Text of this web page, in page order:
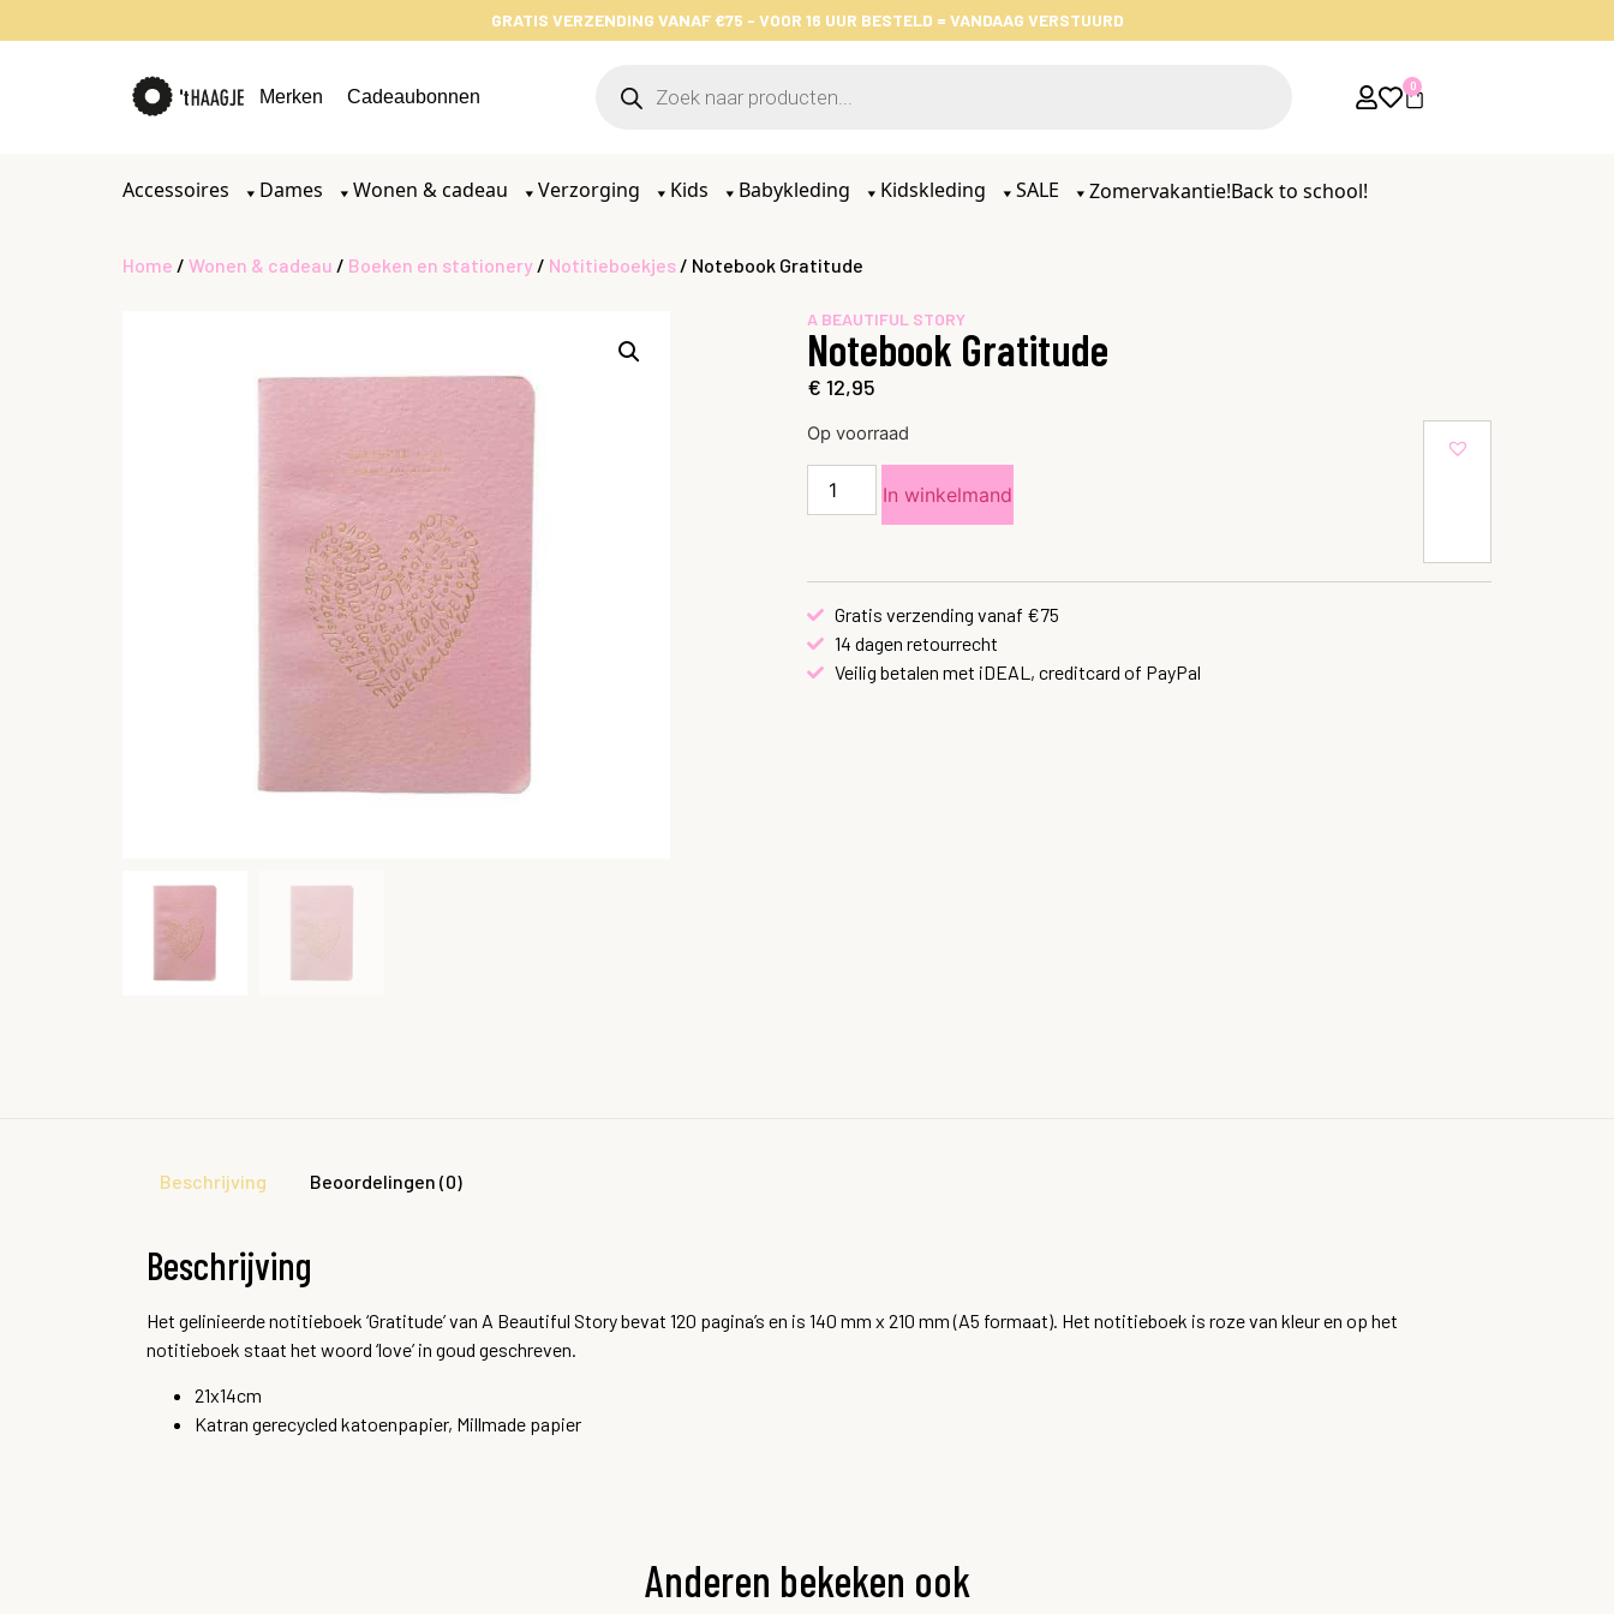
GRATIS VERZENDING VANAF €75 - VOOR 16 UUR BESTELD = VANDAAG VERSTUURD
Merken Cadeaubonnen
0
Accessoires Dames Wonen & cadeau Verzorging Kids Babykleding Kidskleding SALE Zomervakantie!Back to school!
Home / Wonen & cadeau / Boeken en stationery / Notitieboekjes / Notebook Gratitude
A BEAUTIFUL STORY
Notebook Gratitude
€ 12,95
Op voorraad
In winkelmand
Gratis verzending vanaf €75
14 dagen retourrecht
Veilig betalen met iDEAL, creditcard of PayPal
Beschrijving Beoordelingen (0)
Beschrijving
Het gelinieerde notitieboek ‘Gratitude’ van A Beautiful Story bevat 120 pagina’s en is 140 mm x 210 mm (A5 formaat). Het notitieboek is roze van kleur en op het
notitieboek staat het woord ‘love’ in goud geschreven.
21x14cm
Katran gerecycled katoenpapier, Millmade papier
Anderen bekeken ook